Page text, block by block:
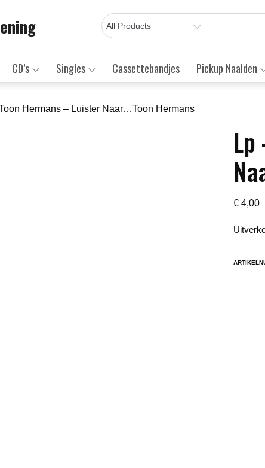
CD’s Singles Cassettebandjes Pickup Naalden
Hermans – Luister Naar…Toon Hermans
€ 4,00